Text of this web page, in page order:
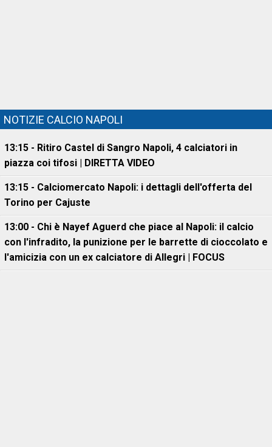
NOTIZIE CALCIO NAPOLI
13:15 - Ritiro Castel di Sangro Napoli, 4 calciatori in
piazza coi tifosi | DIRETTA VIDEO
13:15 - Calciomercato Napoli: i dettagli dell'offerta del
Torino per Cajuste
13:00 - Chi è Nayef Aguerd che piace al Napoli: il calcio
con l'infradito, la punizione per le barrette di cioccolato e
l'amicizia con un ex calciatore di Allegri | FOCUS